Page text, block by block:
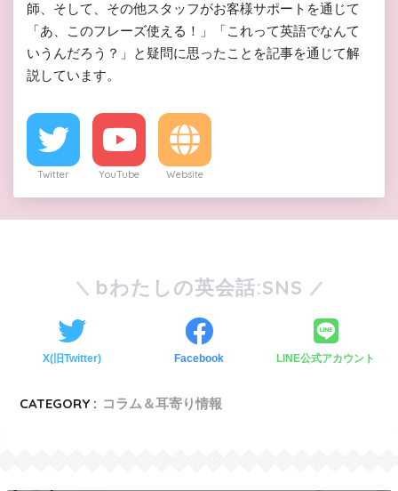
師、そして、その他スタッフがお客様サポートを通じて
「あ、このフレーズ使える！」「これって英語でなんて
いうんだろう？」と疑問に思ったことを記事を通じて解
説しています。
Twitter YouTube Website
bわたしの英会話:SNS
X(旧Twitter) Facebook LINE公式アカウント
CATEGORY : コラム＆耳寄り情報